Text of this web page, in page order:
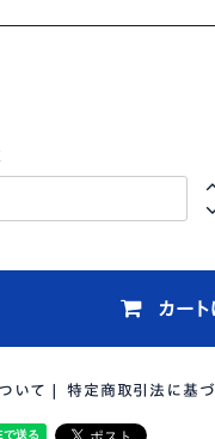
カー
いて |特定商取引法に基づ